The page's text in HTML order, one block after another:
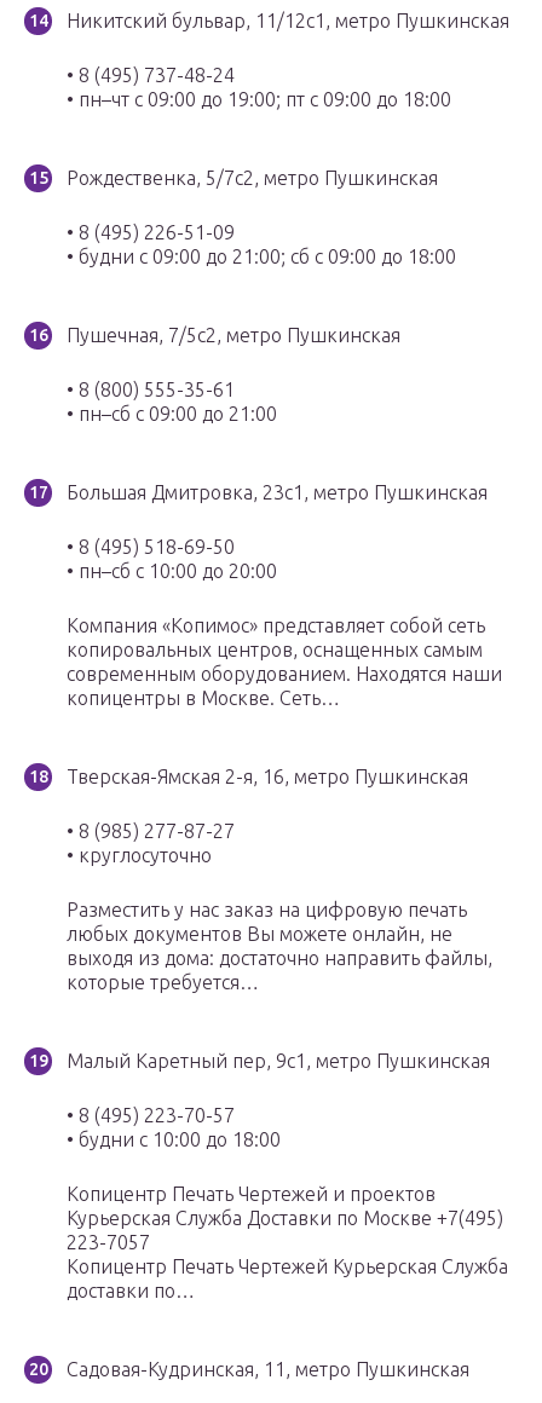
Никитский бульвар, 11/12с1, метро Пушкинская
• 8 (495) 737-48-24
• пн–чт с 09:00 до 19:00; пт с 09:00 до 18:00
Рождественка, 5/7с2, метро Пушкинская
• 8 (495) 226-51-09
• будни с 09:00 до 21:00; сб с 09:00 до 18:00
Пушечная, 7/5с2, метро Пушкинская
• 8 (800) 555-35-61
• пн–сб с 09:00 до 21:00
Большая Дмитровка, 23с1, метро Пушкинская
• 8 (495) 518-69-50
• пн–сб с 10:00 до 20:00
Компания «Копимос» представляет собой сеть
копировальных центров, оснащенных самым
современным оборудованием. Находятся наши
копицентры в Москве. Сеть…
Тверская-Ямская 2-я, 16, метро Пушкинская
• 8 (985) 277-87-27
• круглосуточно
Разместить у нас заказ на цифровую печать
любых документов Вы можете онлайн, не
выходя из дома: достаточно направить файлы,
которые требуется…
Малый Каретный пер, 9с1, метро Пушкинская
• 8 (495) 223-70-57
• будни с 10:00 до 18:00
Копицентр Печать Чертежей и проектов
Курьерская Служба Доставки по Москве +7(495)
223-7057
Копицентр Печать Чертежей Курьерская Служба
доставки по…
Садовая-Кудринская, 11, метро Пушкинская